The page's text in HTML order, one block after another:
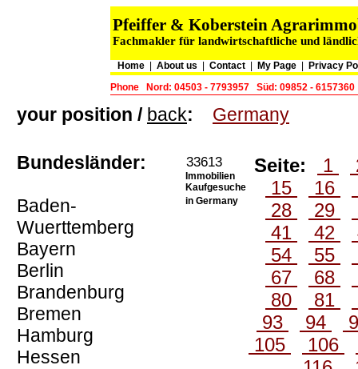
Pfeiffer & Koberstein
Fachmakler für landwirtschaftliche und
Home About us Contact My Page
Privacy
Phone
Nord: 04503 - 7793957 Süd: 09852 - 6157360
your position / back: Germany
Bundesländer:
Baden-
Wuerttemberg
Bayern
Berlin
Brandenburg
Bremen
Hamburg
Hessen
33613
Immobilien
Kaufgesuche
in Germany
Seite: 1
15
16
28
29
41
42
54
55
67
68
80
81
93
94
105
106